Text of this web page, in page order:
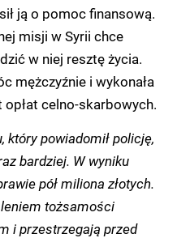
ją o pomoc finansową.
misji w Syrii chce
w niej resztę życia.
mężczyźnie i wykonała
celno-skarbowych.
który powiadomił policję,
bardziej. W wyniku
pół miliona złotych.
tożsamości
i przestrzegają przed